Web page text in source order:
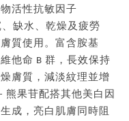
活性抗敏因子
缺水、乾燥及疲勞
質使用。富含胺基
他命 B 群，長效保持
膚質，減淡紋理並增
熊果苷配搭其他美白因
成，亮白肌膚同時阻